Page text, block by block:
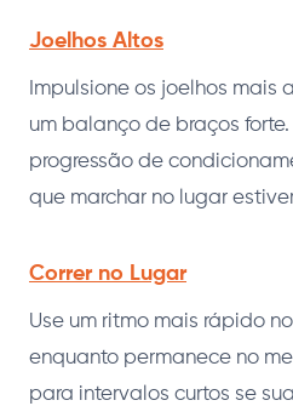
Joelhos Altos
Impulsione os joelhos mais
um balanço de braços forte.
progressão de
que marchar no lugar
Correr no Lugar
Use um ritmo mais rápido
enquanto permanece no
para intervalos curtos se